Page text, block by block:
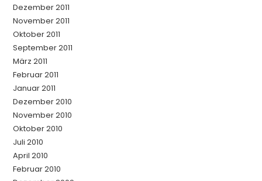
Dezember 2011
November 2011
Oktober 2011
September 2011
März 2011
Februar 2011
Januar 2011
Dezember 2010
November 2010
Oktober 2010
Juli 2010
April 2010
Februar 2010